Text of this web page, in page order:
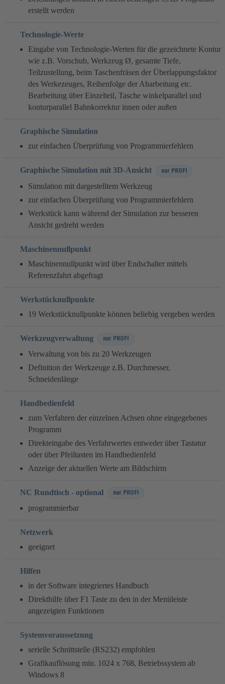
erstellt werden
Technologie-Werte
Eingabe von Technologie-Werten für die gezeichnete Kontur
wie z.B. Vorschub, Werkzeug Ø, gesamte Tiefe,
Teilzustellung, beim Taschenfräsen der Überlappungsfaktor
des Werkezeuges, Reihenfolge der Abarbeitung etc.
Bearbeitung über Einzelteil, Tasche winkelparallel und
konturparallel Bahnkorrektur innen oder außen
Graphische Simulation
zur einfachen Überprüfung von Programmierfehlern
Graphische Simulation mit 3D-Ansicht nur PROFI
Simulation mit dargestelltem Werkzeug
zur einfachen Überprüfung von Programmierfehlern
Werkstück kann während der Simulation zur besseren
Ansicht gedreht werden
Maschinennullpunkt
Maschinennullpunkt wird über Endschalter mittels
Referenzfahrt abgefragt
Werkstücknullpunkte
19 Werkstücknullpunkte können beliebig vergeben werden
Werkzeugverwaltung nur PROFI
Verwaltung von bis zu 20 Werkzeugen
Definition der Werkzeuge z.B. Durchmesser,
Schneidenlänge
Handbedienfeld
zum Verfahren der einzelnen Achsen ohne eingegebenes
Programm
Direkteingabe des Verfahrwertes entweder über Tastatur
oder über Pfeiltasten im Handbedienfeld
Anzeige der aktuellen Werte am Bildschirm
NC Rundtisch - optional nur PROFI
programmierbar
Netzwerk
geeignet
Hilfen
in der Software integriertes Handbuch
Direkthilfe über F1 Taste zu den in der Menüleiste
angezeigten Funktionen
Systemvoraussetzung
serielle Schnittstelle (RS232) empfohlen
Grafikauflösung min. 1024 x 768, Betriebssystem ab
Windows 8